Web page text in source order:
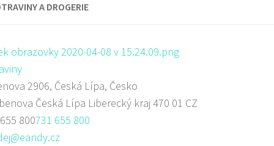
A DROGERIE
2906, Česká Lípa, Česko
Česká Lípa Liberecký kraj 470 01 CZ
800731 655 800